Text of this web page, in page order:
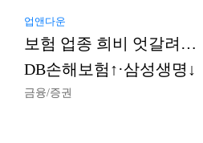
업앤다운
보험 업종 희비 엇갈려…
DB손해보험↑·삼성생명↓
금융/증권